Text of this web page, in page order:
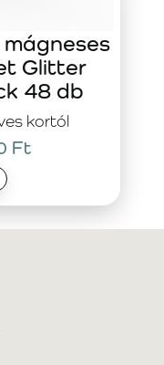
kortól
Glitter
48 db
Ft